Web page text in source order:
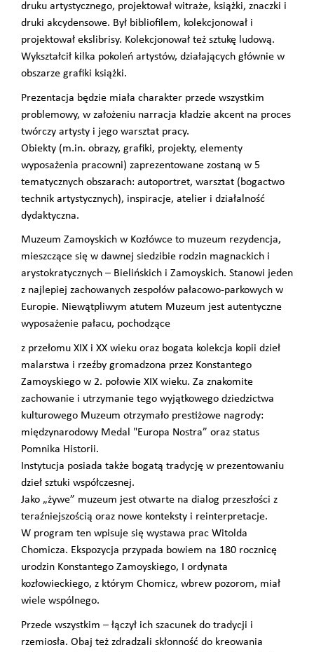
druku artystycznego, projektował witraże, książki, znaczki i
druki akcydensowe. Był bibliofilem, kolekcjonował i
projektował ekslibrisy. Kolekcjonował też sztukę ludową.
Wykształcił kilka pokoleń artystów, działających głównie w
obszarze grafiki książki.
Prezentacja będzie miała charakter przede wszystkim
problemowy, w założeniu narracja kładzie akcent na proces
twórczy artysty i jego warsztat pracy.
Obiekty (m.in. obrazy, grafiki, projekty, elementy
wyposażenia pracowni) zaprezentowane zostaną w 5
tematycznych obszarach: autoportret, warsztat (bogactwo
technik artystycznych), inspiracje, atelier i działalność
dydaktyczna.
Muzeum Zamoyskich w Kozłówce to muzeum rezydencja,
mieszczące się w dawnej siedzibie rodzin magnackich i
arystokratycznych – Bielińskich i Zamoyskich. Stanowi jeden
z najlepiej zachowanych zespołów pałacowo-parkowych w
Europie. Niewątpliwym atutem Muzeum jest autentyczne
wyposażenie pałacu, pochodzące
z przełomu XIX i XX wieku oraz bogata kolekcja kopii dzieł
malarstwa i rzeźby gromadzona przez Konstantego
Zamoyskiego w 2. połowie XIX wieku. Za znakomite
zachowanie i utrzymanie tego wyjątkowego dziedzictwa
kulturowego Muzeum otrzymało prestiżowe nagrody:
międzynarodowy Medal "Europa Nostra” oraz status
Pomnika Historii.
Instytucja posiada także bogatą tradycję w prezentowaniu
dzieł sztuki współczesnej.
Jako „żywe” muzeum jest otwarte na dialog przeszłości z
teraźniejszością oraz nowe konteksty i reinterpretacje.
W program ten wpisuje się wystawa prac Witolda
Chomicza. Ekspozycja przypada bowiem na 180 rocznicę
urodzin Konstantego Zamoyskiego, I ordynata
kozłowieckiego, z którym Chomicz, wbrew pozorom, miał
wiele wspólnego.
Przede wszystkim – łączył ich szacunek do tradycji i
rzemiosła. Obaj też zdradzali skłonność do kreowania